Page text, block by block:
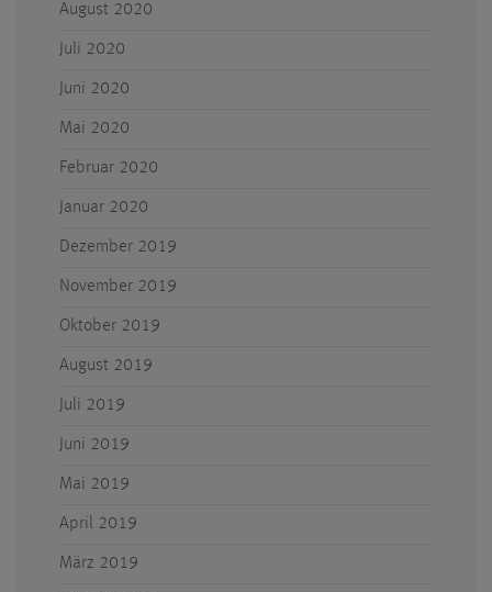
August 2020
Juli 2020
Juni 2020
Mai 2020
Februar 2020
Januar 2020
Dezember 2019
November 2019
Oktober 2019
August 2019
Juli 2019
Juni 2019
Mai 2019
April 2019
März 2019